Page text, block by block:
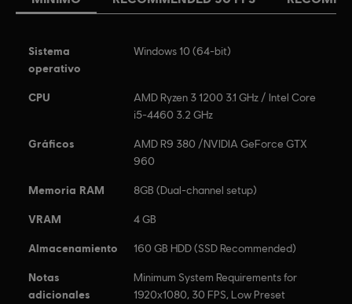
Sistema
operativo
Windows 10 (64-bit)
CPU
AMD Ryzen 3 1200 3.1 GHz / Intel Core
i5-4460 3.2 GHz
Gráficos
AMD R9 380 /NVIDIA GeForce GTX
960
Memoria RAM 8GB (Dual-channel setup)
VRAM 4 GB
Almacenamiento 160 GB HDD (SSD Recommended)
Notas
adicionales
Minimum System Requirements for
1920x1080, 30 FPS, Low Preset